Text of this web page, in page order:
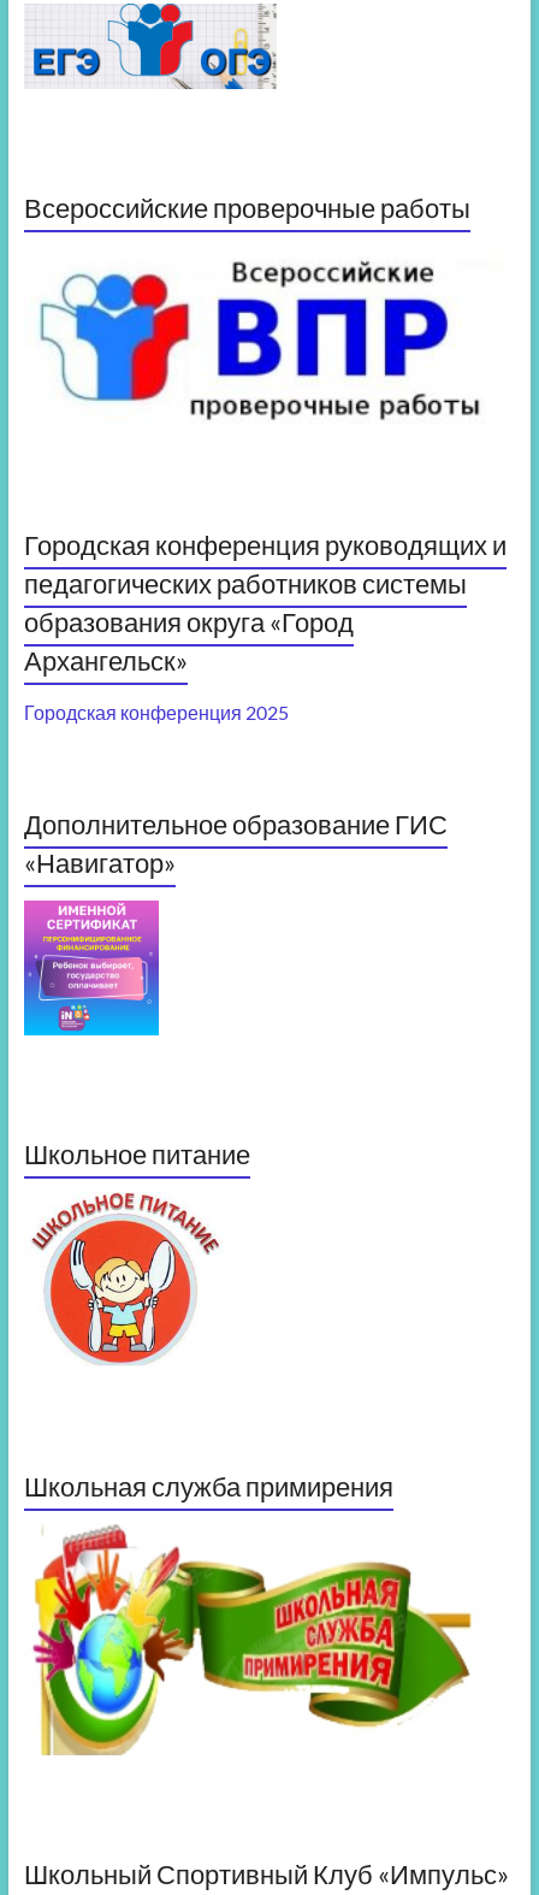
Всероссийские проверочные работы
Городская конференция руководящих и
педагогических работников системы
образования округа «Город
Архангельск»
Городская конференция 2025
Дополнительное образование ГИС
«Навигатор»
Школьное питание
Школьная служба примирения
Школьный Спортивный Клуб «Импульс»